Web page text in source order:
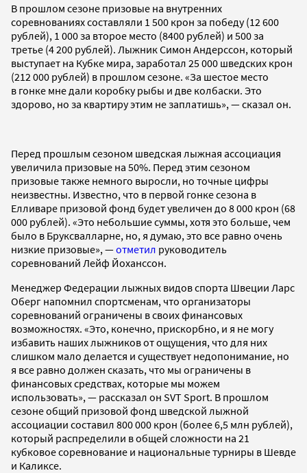
В прошлом сезоне призовые на внутренних
соревнованиях составляли 1 500 крон за победу (12 600
рублей), 1 000 за второе место (8400 рублей) и 500 за
третье (4 200 рублей). Лыжник Симон Андерссон, который
выступает на Кубке мира, заработал 25 000 шведских крон
(212 000 рублей) в прошлом сезоне. «За шестое место
в гонке мне дали коробку рыбы и две колбаски. Это
здорово, но за квартиру этим не заплатишь», — сказал он.
Перед прошлым сезоном шведская лыжная ассоциация
увеличила призовые на 50%. Перед этим сезоном
призовые также немного выросли, но точные цифры
неизвестны. Известно, что в первой гонке сезона в
Елливаре призовой фонд будет увеличен до 8 000 крон (68
000 рублей). «Это небольшие суммы, хотя это больше, чем
было в Бруксвалларне, но, я думаю, это все равно очень
низкие призовые», —отметил руководитель
соревнований Лейф Йоханссон.
Менеджер Федерации лыжных видов спорта Швеции Ларс
Оберг напомнил спортсменам, что организаторы
соревнований ограничены в своих финансовых
возможностях. «Это, конечно, прискорбно, и я не могу
избавить наших лыжников от ощущения, что для них
слишком мало делается и существует недопонимание, но
я все равно должен сказать, что мы ограничены в
финансовых средствах, которые мы можем
использовать», — рассказал он SVT Sport. В прошлом
сезоне общий призовой фонд шведской лыжной
ассоциации составил 800 000 крон (более 6,5 млн рублей),
который распределили в общей сложности на 21
кубковое соревнование и национальные турниры в Шевде
и Каликсе.